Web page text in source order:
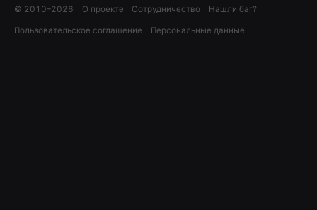
© 2010–2026 О проекте Сотрудничество Нашли баг?
Пользовательское соглашение Персональные данные